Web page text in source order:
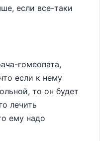
если все-таки
гомеопата,
если к нему
то он будет
лечить
ему надо